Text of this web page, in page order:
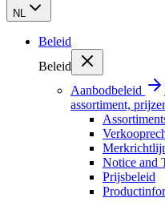
NL
Beleid
Beleid
Aanbodbeleid
assortiment,
Notice and
Prijsbeleid